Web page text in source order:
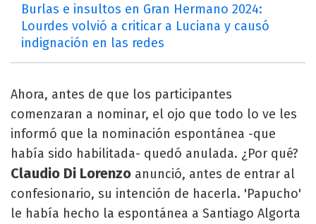
Burlas e insultos en Gran Hermano 2024:
Lourdes volvió a criticar a Luciana y causó
indignación en las redes
Ahora, antes de que los participantes
comenzaran a nominar, el ojo que todo lo ve les
informó que la nominación espontánea -que
había sido habilitada- quedó anulada. ¿Por qué?
Claudio Di Lorenzo anunció, antes de entrar al
confesionario, su intención de hacerla. 'Papucho'
le había hecho la espontánea a Santiago Algorta